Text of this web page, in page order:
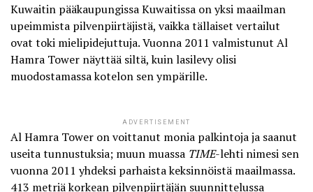
Kuwaitin pääkaupungissa Kuwaitissa on yksi maailman
upeimmista pilvenpiirtäjistä, vaikka tällaiset vertailut
ovat toki mielipidejuttuja. Vuonna 2011 valmistunut Al
Hamra Tower näyttää siltä, kuin lasilevy olisi
muodostamassa kotelon sen ympärille.
ADVERTISEMENT
Al Hamra Tower on voittanut monia palkintoja ja saanut
useita tunnustuksia; muun muassa TIME-lehti nimesi sen
vuonna 2011 yhdeksi parhaista keksinnöistä maailmassa.
413 metriä korkean pilvenpiirtäjän suunnittelussa